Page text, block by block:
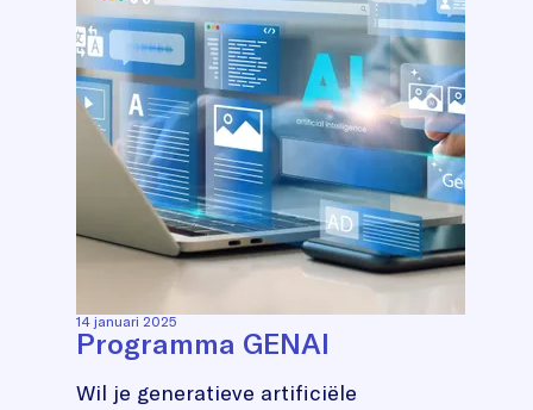
14 januari 2025
Programma GENAI
Wil je generatieve artificiële